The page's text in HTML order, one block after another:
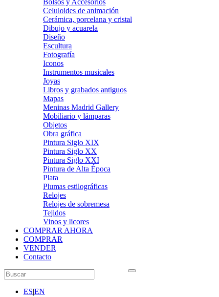
Bolsos y Accesorios
Celuloides de animación
Cerámica, porcelana y cristal
Dibujo y acuarela
Diseño
Escultura
Fotografía
Iconos
Instrumentos musicales
Joyas
Libros y grabados antiguos
Mapas
Meninas Madrid Gallery
Mobiliario y lámparas
Objetos
Obra gráfica
Pintura Siglo XIX
Pintura Siglo XX
Pintura Siglo XXI
Pintura de Alta Época
Plata
Plumas estilográficas
Relojes
Relojes de sobremesa
Tejidos
Vinos y licores
COMPRAR AHORA
COMPRAR
VENDER
Contacto
ES|EN